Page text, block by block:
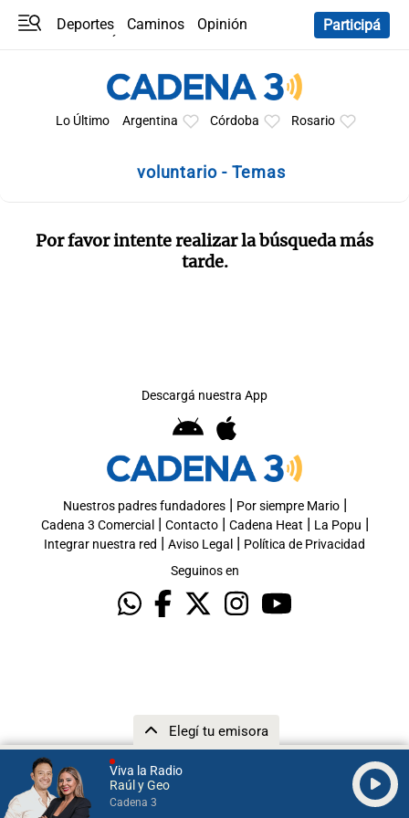
Viva la Radio
Raúl y Geo
Cadena 3
Elegí tu emisora
Deportes Caminos
Opinión
Participá
Lo Último Argentina Córdoba Rosario
voluntario - Temas
Por favor intente realizar la búsqueda más
tarde.
Descargá nuestra App
Nuestros padres fundadores| Por siempre Mario|
Cadena 3 Comercial | Contacto| Cadena Heat | La Popu |
Integrar nuestra red | Aviso Legal | Política de Privacidad
Seguinos en